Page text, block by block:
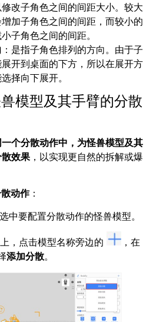
改子角色之间的间距大小。较大
加子角色之间的间距，而较小的
子角色之间的间距。
：是指子角色排列的方向。由于子
开到桌面的下方，所以在展开方
择向下展开。
模型及其手臂的分散
个分散动作中，为怪兽模型及其
效果，以实现更自然的拆解或爆
动作：
中要配置分散动作的怪兽模型。
，点击模型名称旁边的
，在
添加分散。